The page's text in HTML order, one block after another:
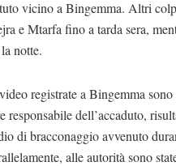
vicino a Bingemma. Altri
e Mtarfa fino a tarda sera,
notte.
registrate a Bingemma
responsabile dell’accaduto,
di bracconaggio avvenuto
alle autorità sono